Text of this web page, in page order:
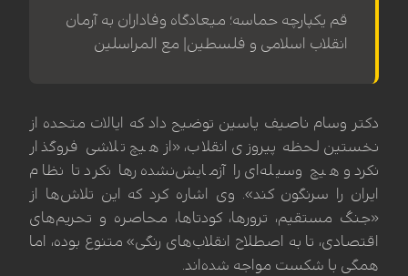
قم یکپارچه حماسه؛ میعادگاه وفاداران به آرمان
انقلاب اسلامی و فلسطین| مع المراسلین
دکتر وسام ناصیف یاسین توضیح داد که ایالات متحده از
نخستین لحظه پیروزی انقلاب، «از هیچ تلاشی فروگذار
نکرد و هیچ وسیله‌ای را آزمایش‌نشده رها نکرد تا نظام
ایران را سرنگون کند». وی اشاره کرد که این تلاش‌ها از
«جنگ مستقیم، ترورها، کودتاها، محاصره و تحریم‌های
اقتصادی، تا به اصطلاح انقلاب‌های رنگی» متنوع بوده، اما
همگی با شکست مواجه شده‌اند.